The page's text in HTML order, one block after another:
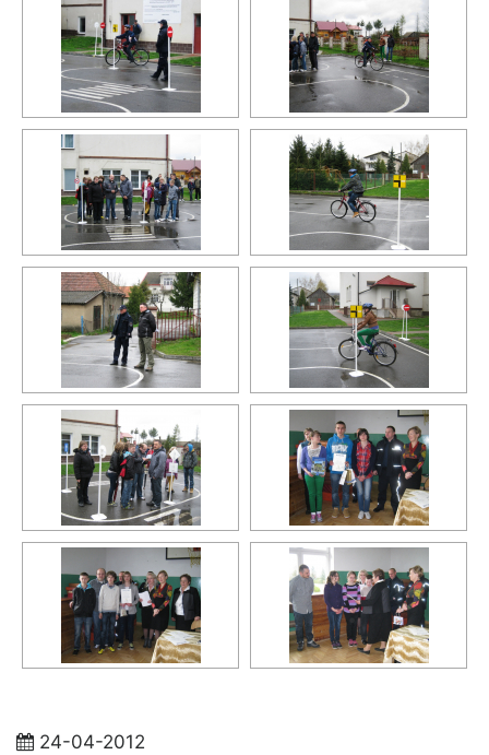
24-04-2012